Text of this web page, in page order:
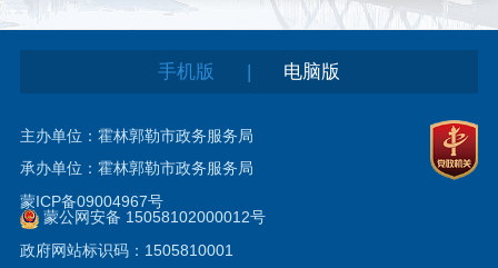
手机版 | 电脑版
主办单位：霍林郭勒市政务服务局
承办单位：霍林郭勒市政务服务局
蒙ICP备09004967号
蒙公网安备 15058102000012号
政府网站标识码：1505810001